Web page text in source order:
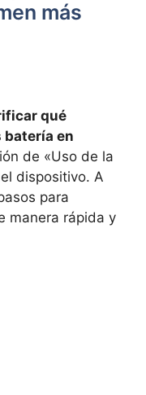
más
qué
batería en
de «Uso de la
dispositivo. A
para‌
manera rápida y